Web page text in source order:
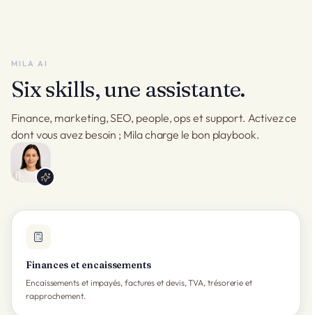
MILA AI
Six skills, une assistante.
Finance, marketing, SEO, people, ops et support. Activez ce
dont vous avez besoin ; Mila charge le bon playbook.
Finances et encaissements
Encaissements et impayés, factures et devis, TVA, trésorerie et
rapprochement.